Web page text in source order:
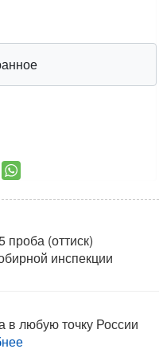
проба (оттиск)
инспекции
в любую точку России